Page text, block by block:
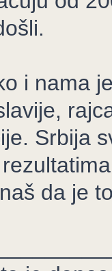
i nama
Srbija
da je